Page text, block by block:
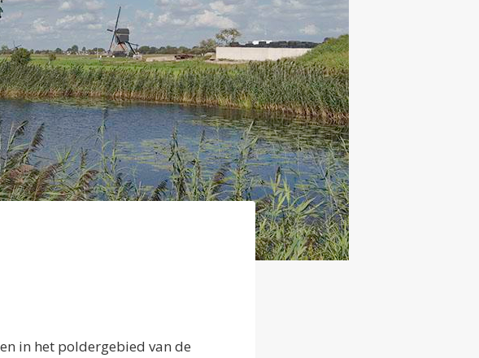
in het poldergebied van de